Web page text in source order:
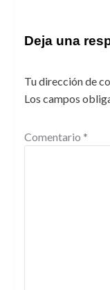
Deja una
Tu dirección de
Los campos
Comentario *